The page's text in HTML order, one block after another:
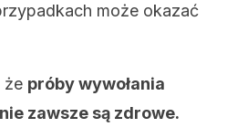
może okazać
że próby wywołania
zawsze są zdrowe.